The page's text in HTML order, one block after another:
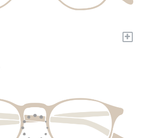
+